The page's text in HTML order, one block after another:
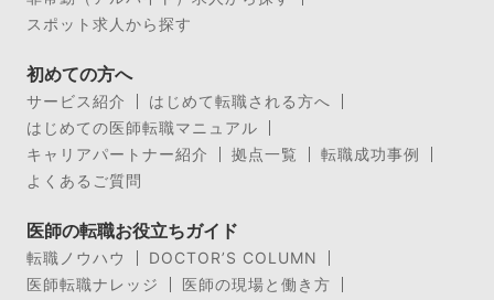
スポット求人から探す
初めての方へ
サービス紹介
はじめて転職される方へ
はじめての医師転職マニュアル
キャリアパートナー紹介
拠点一覧
転職成功事例
よくあるご質問
医師の転職お役立ちガイド
転職ノウハウ
DOCTOR’S COLUMN
医師転職ナレッジ
医師の現場と働き方